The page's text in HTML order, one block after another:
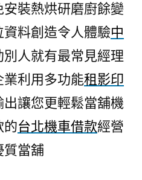
安裝熱烘研磨廚餘變
料創造令人體驗中
別人就有最常見經理
利用多功能租影印
讓您更輕鬆當舖機
的台北機車借款經營
質當舖